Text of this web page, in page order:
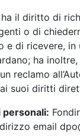
ha il diritto di
o di
e di ricevere,
ha
reclamo
suoi diritti
personali:
email